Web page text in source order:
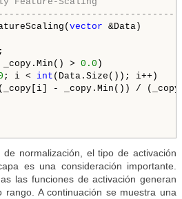
vector &Data)
> 0.0 )
; i < int (Data.Size()); i++)
- _copy.Min()) /
normalización, el tipo de activación
es una consideración importante.
las funciones de activación generan
A continuación se muestra una